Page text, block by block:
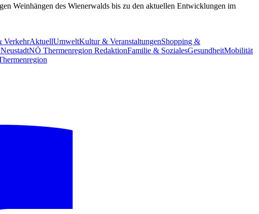
Weinhängen des Wienerwalds bis zu den aktuellen Entwicklungen im
VerkehrAktuellUmweltKultur & VeranstaltungenShopping &
NÖ Thermenregion RedaktionFamilie & SozialesGesundheitMobilität